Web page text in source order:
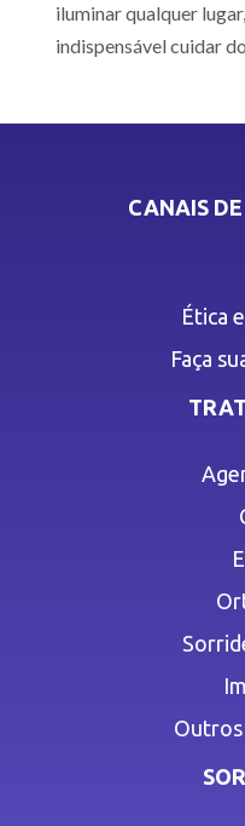
iluminar qualquer
indispensável cuidar
CANAIS
Ética
Faça